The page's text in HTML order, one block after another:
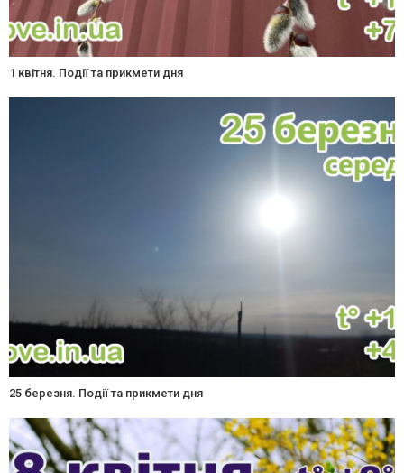
1 квітня. Події та прикмети дня
25 березня. Події та прикмети дня